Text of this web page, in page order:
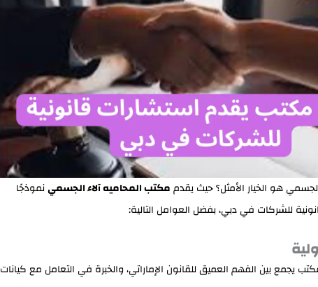
هو الخيار الأمثل؟ حيث يقدممكتب المحاميه آلاء الجسمينموذجًا
للشركات في دبي، بفضل العوامل التالية:
يجمع بين الفهم العميق للقانون الإماراتي، والخبرة في التعامل مع كيانات